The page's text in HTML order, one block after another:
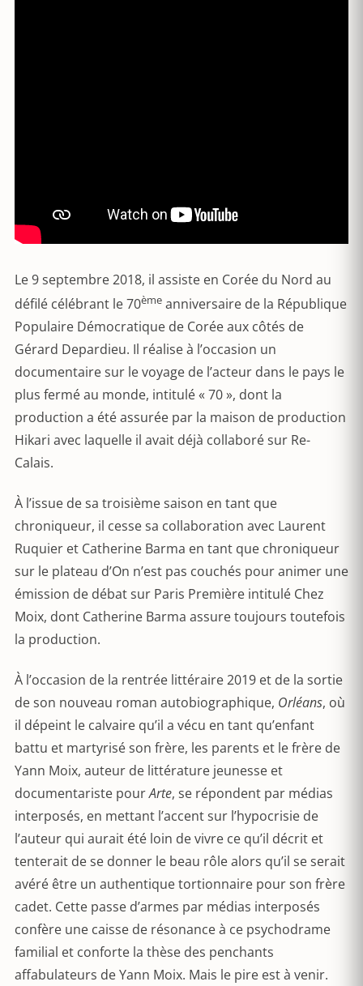
Le 9 septembre 2018, il assiste en Corée du Nord au
défilé célébrant le 70ème anniversaire de la République
Populaire Démocratique de Corée aux côtés de
Gérard Depardieu. Il réalise à l’occasion un
documentaire sur le voyage de l’acteur dans le pays le
plus fermé au monde, intitulé « 70 », dont la
production a été assurée par la maison de production
Hikari avec laquelle il avait déjà collaboré sur Re-
Calais.
À l’issue de sa troisième saison en tant que
chroniqueur, il cesse sa collaboration avec Laurent
Ruquier et Catherine Barma en tant que chroniqueur
sur le plateau d’On n’est pas couchés pour animer une
émission de débat sur Paris Première intitulé Chez
Moix, dont Catherine Barma assure toujours toutefois
la production.
À l’occasion de la rentrée littéraire 2019 et de la sortie
de son nouveau roman autobiographique, Orléans, où
il dépeint le calvaire qu’il a vécu en tant qu’enfant
battu et martyrisé son frère, les parents et le frère de
Yann Moix, auteur de littérature jeunesse et
documentariste pourArte, se répondent par médias
interposés, en mettant l’accent sur l’hypocrisie de
l’auteur qui aurait été loin de vivre ce qu’il décrit et
tenterait de se donner le beau rôle alors qu’il se serait
avéré être un authentique tortionnaire pour son frère
cadet. Cette passe d’armes par médias interposés
confère une caisse de résonance à ce psychodrame
familial et conforte la thèse des penchants
affabulateurs de Yann Moix. Mais le pire est à venir.